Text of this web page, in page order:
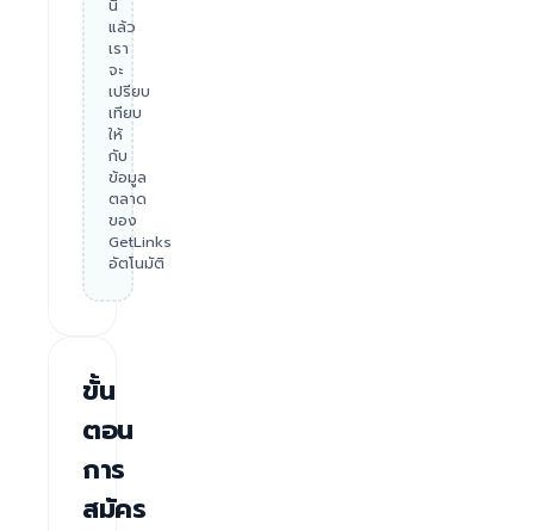
นี้
แล้ว
เรา
จะ
เปรียบ
เทียบ
ให้
กับ
ข้อมูล
ตลาด
ของ
GetLinks
อัตโนมัติ
ขั้น
ตอน
การ
สมัคร